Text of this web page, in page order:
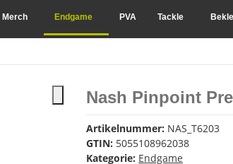
Merch Endgame PVA Tackle
Nash Pinpoint
Artikelnummer: NAS_T6203
GTIN: 5055108962038
Kategorie: Endgame